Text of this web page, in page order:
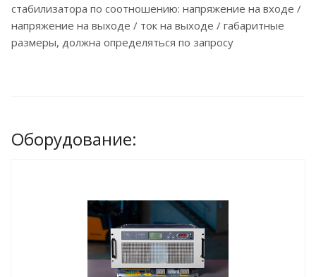
стабилизатора по соотношению: напряжение на входе /
напряжение на выходе / ток на выходе / габаритные
размеры, должна определяться по запросу
Оборудование: